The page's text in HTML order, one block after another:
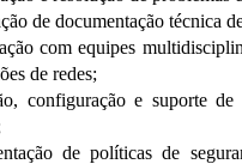
de documentação técnica
com equipes
de redes;
configuração e suporte
de políticas de